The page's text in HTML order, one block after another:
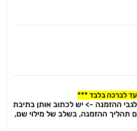
לברכה בלבד ***
ההזמנה -> יש לכתוב אותן בתיבת
תהליך ההזמנה, בשלב של מילוי שם,